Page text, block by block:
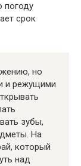
погоду
срок
но
и режущими
зубы,
На
который
над